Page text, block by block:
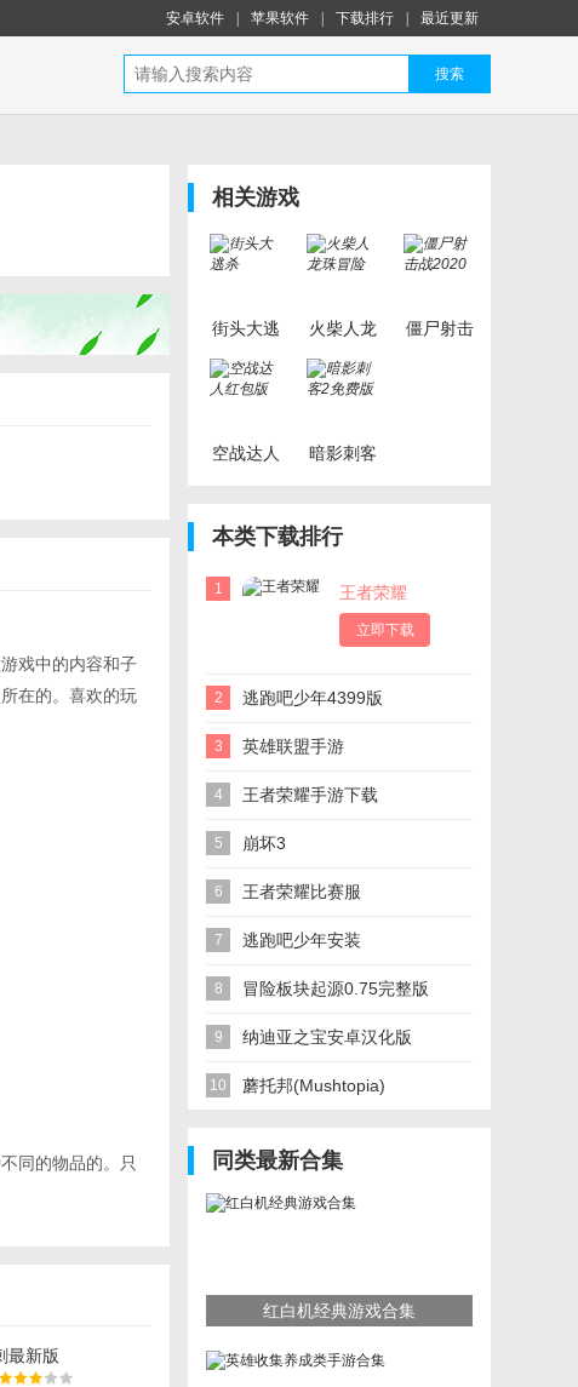
安卓软件 苹果软件 下载排行 最近更新
搜索
戏中的内容和子
在的。喜欢的玩
同的物品的。只
最新版
相关游戏
街头大逃
杀
火柴人龙
珠冒险
僵尸射击
空战达人
暗影刺客
本类下载排行
1 王者荣耀
立即下载
2 逃跑吧少年4399版
3 英雄联盟手游
4 王者荣耀手游下载
5 崩坏3
6 王者荣耀比赛服
7 逃跑吧少年安装
8 冒险板块起源0.75完整版
9 纳迪亚之宝安卓汉化版
Treasure of Nadia
10 蘑托邦(Mushtopia)
同类最新合集
红白机经典游戏合集